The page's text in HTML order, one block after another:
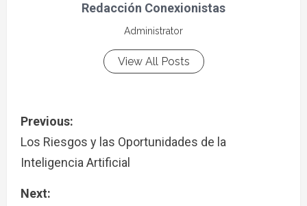
Redacción Conexionistas
Administrator
View All Posts
Previous:
Los Riesgos y las Oportunidades de la
Inteligencia Artificial
Next: